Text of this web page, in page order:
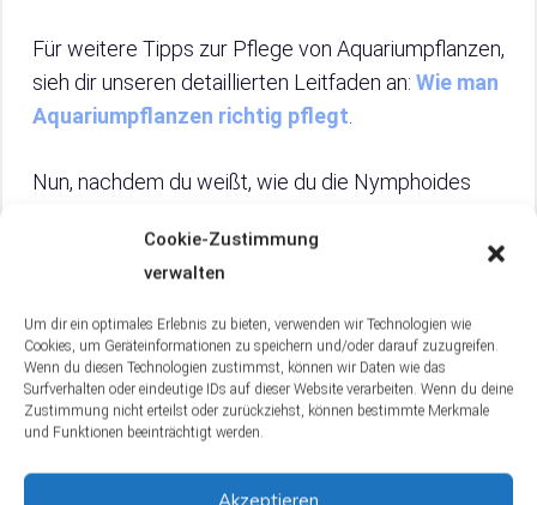
Cookie-Zustimmung
verwalten
Um dir ein optimales Erlebnis zu bieten, verwenden wir Technologien wie
Cookies, um Geräteinformationen zu speichern und/oder darauf zuzugreifen.
Wenn du diesen Technologien zustimmst, können wir Daten wie das
Surfverhalten oder eindeutige IDs auf dieser Website verarbeiten. Wenn du deine
Zustimmung nicht erteilst oder zurückziehst, können bestimmte Merkmale
und Funktionen beeinträchtigt werden.
Akzeptieren
Für weitere Tipps zur Pflege von Aquariumpflanzen,
sieh dir unseren detaillierten Leitfaden an: Wie man
Aquariumpflanzen richtig pflegt
Nun, nachdem du weißt, wie du die Nymphoides
unterstützen, lass uns einen Blick auf die
verschiedenen Methoden ihrer Vermehrung
werfen.
4.1 Düngung: Die Grundlage für
gesunde Pflanzen
Für ein gesundes Wachstum derNymphoides